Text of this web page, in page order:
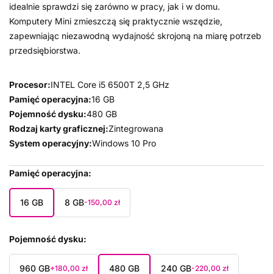
idealnie sprawdzi się zarówno w pracy, jak i w domu.
Komputery Mini zmieszczą się praktycznie wszędzie,
zapewniając niezawodną wydajność skrojoną na miarę potrzeb
przedsiębiorstwa.
Procesor:INTEL Core i5 6500T 2,5 GHz
Pamięć operacyjna:16 GB
Pojemność dysku:480 GB
Rodzaj karty graficznej:Zintegrowana
System operacyjny:Windows 10 Pro
Pamięć operacyjna
16 GB 8 GB-150,00 zł
Pojemność dysku
960 GB+180,00 zł 480 GB 240 GB-220,00 zł